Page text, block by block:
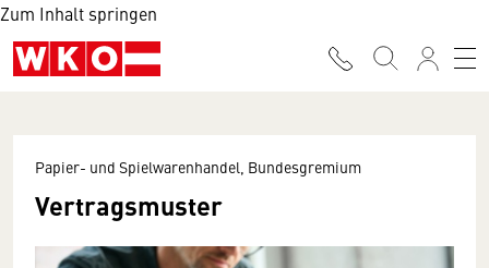
Zum Inhalt springen
Papier- und Spielwarenhandel, Bundesgremium
Vertragsmuster